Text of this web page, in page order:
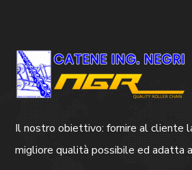
Il nostro obiettivo: fornire al cliente
migliore qualità possibile ed adatta